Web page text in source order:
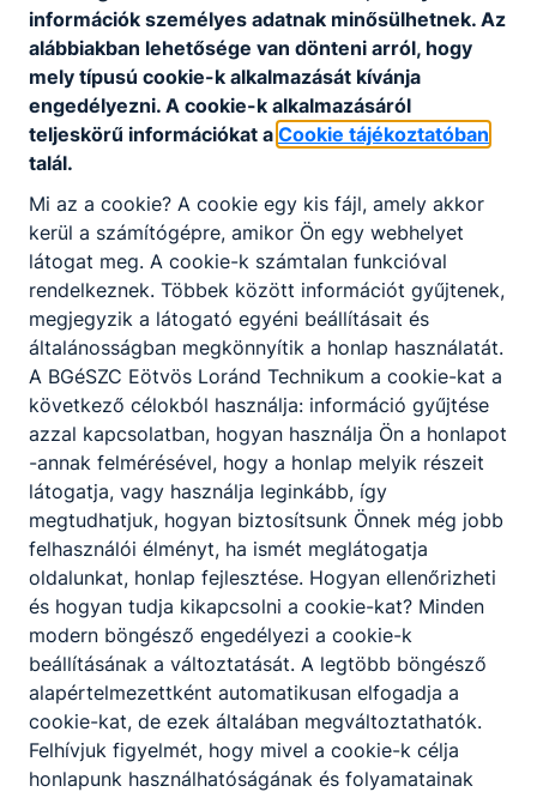
Gépészet
KKK PTT
Gépgyártás-technológiai technikus
PTT
Gépi és CNC forgácsoló
KKK PTT
Hegesztő
KKK PTT
Ipari gépész
KKK PTT
Informatika és távközlés
Informatikai rendszer- és alkalmazás-
üzemeltető technikus
információk személyes adatnak minősülhetnek. Az
alábbiakban lehetősége van dönteni arról, hogy
mely típusú cookie-k alkalmazását kívánja
engedélyezni. A cookie-k alkalmazásáról
teljeskörű információkat a Cookie tájékoztatóban
talál.
Mi az a cookie? A cookie egy kis fájl, amely akkor
kerül a számítógépre, amikor Ön egy webhelyet
látogat meg. A cookie-k számtalan funkcióval
rendelkeznek. Többek között információt gyűjtenek,
megjegyzik a látogató egyéni beállításait és
általánosságban megkönnyítik a honlap használatát.
A BGéSZC Eötvös Loránd Technikum a cookie-kat a
következő célokból használja: információ gyűjtése
azzal kapcsolatban, hogyan használja Ön a honlapot
-annak felmérésével, hogy a honlap melyik részeit
látogatja, vagy használja leginkább, így
megtudhatjuk, hogyan biztosítsunk Önnek még jobb
felhasználói élményt, ha ismét meglátogatja
oldalunkat, honlap fejlesztése. Hogyan ellenőrizheti
és hogyan tudja kikapcsolni a cookie-kat? Minden
modern böngésző engedélyezi a cookie-k
beállításának a változtatását. A legtöbb böngésző
alapértelmezettként automatikusan elfogadja a
cookie-kat, de ezek általában megváltoztathatók.
Felhívjuk figyelmét, hogy mivel a cookie-k célja
honlapunk használhatóságának és folyamatainak